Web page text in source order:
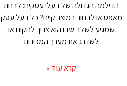
הדילמה הגדולה של בעלי עסקים: לבנות
מאפס או לבחור במוצר קיים? כל בעל עסק
שמגיע לשלב שבו הוא צריך להקים או
לשדרג את מערך המכירות
קרא עוד »